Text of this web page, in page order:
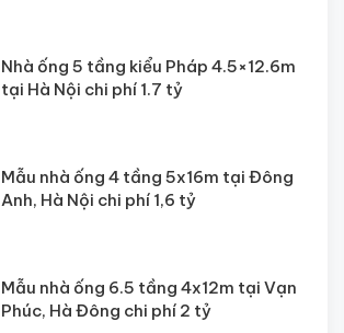
Nhà ống 5 tầng kiểu Pháp 4.5×12.6m
tại Hà Nội chi phí 1.7 tỷ
Mẫu nhà ống 4 tầng 5x16m tại Đông
Anh, Hà Nội chi phí 1,6 tỷ
Mẫu nhà ống 6.5 tầng 4x12m tại Vạn
Phúc, Hà Đông chi phí 2 tỷ